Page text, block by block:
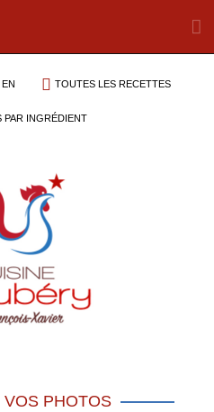
EN TOUTES LES RECETTES
PAR INGRÉDIENT
VOS PHOTOS